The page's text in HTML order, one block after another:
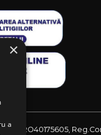
RO40175605,
×
a